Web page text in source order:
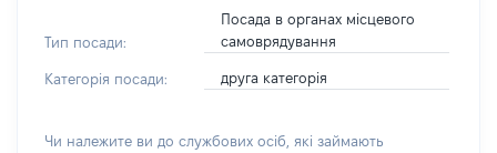
Тип посади:
Посада в органах місцевого
самоврядування
Категорія посади: друга категорія
Чи належите ви до службових осіб, які займають